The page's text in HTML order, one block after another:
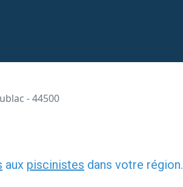
- 44500
aux piscinistes dans votre région.